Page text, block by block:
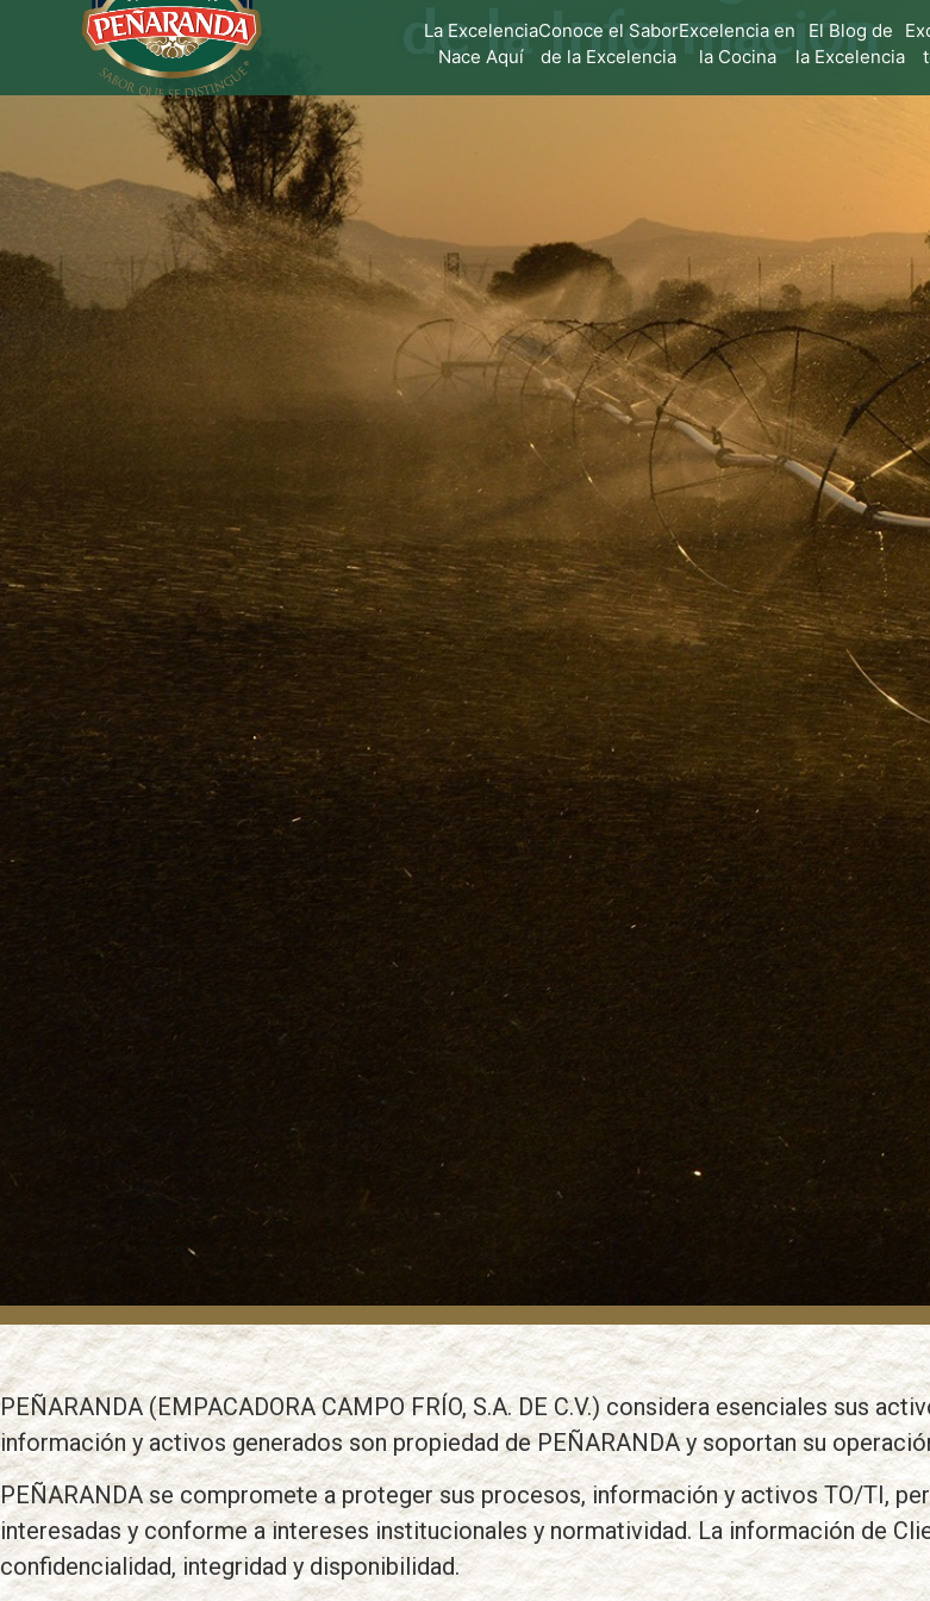
La Excelencia
Nace Aquí
Conoce el Sabor
de la Excelencia
Excelencia en
la Cocina
El Blog de
la Excelencia
de la Información
PEÑARANDA (EMPACADORA CAMPO FRÍO, S.A. DE C.V.) considera esenciales sus
información y activos generados son propiedad de PEÑARANDA y soportan su
PEÑARANDA se compromete a proteger sus procesos, información y activos TO/TI,
interesadas y conforme a intereses institucionales y normatividad. La información de
confidencialidad, integridad y disponibilidad.